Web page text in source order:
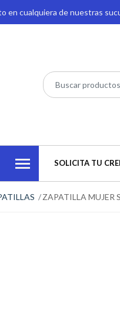
en cualquiera de nuestras
SOLICITA TU
ZAPATILLA MUJER